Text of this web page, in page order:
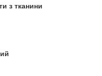
з тканини